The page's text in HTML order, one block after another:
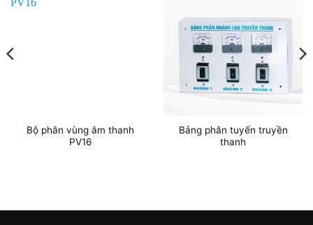
Bộ phân vùng âm thanh
PV16
Bảng phân tuyến truyền
thanh